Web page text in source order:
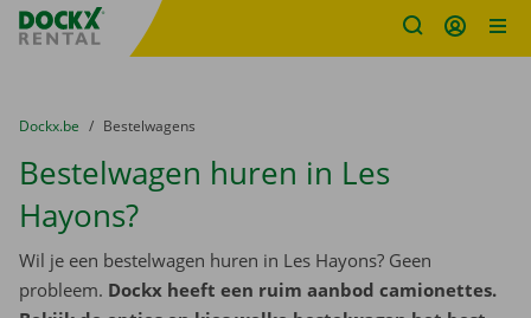
Fratello DEMO
U bevindt zich hier:
van
Dockx.be naar
Bestelwagens
Bestelwagen huren in Les
Hayons?
Wil je een bestelwagen huren in Les Hayons? Geen
probleem. Dockx heeft een ruim aanbod camionettes.